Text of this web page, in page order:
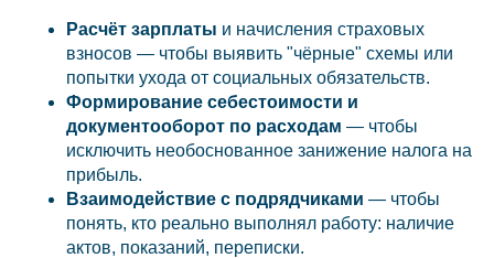
Расчёт зарплаты и начисления страховых
взносов — чтобы выявить "чёрные" схемы или
попытки ухода от социальных обязательств.
Формирование себестоимости и
документооборот по расходам — чтобы
исключить необоснованное занижение налога на
прибыль.
Взаимодействие с подрядчиками — чтобы
понять, кто реально выполнял работу: наличие
актов, показаний, переписки.